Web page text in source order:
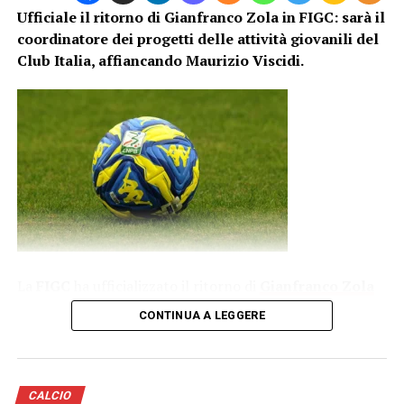
Ufficiale il ritorno di Gianfranco Zola in FIGC: sarà il
coordinatore dei progetti delle attività giovanili del
Club Italia, affiancando Maurizio Viscidi.
nel mondo azzurro. L’ex fantasista della Nazionale entra
a far parte delClub Italiacon il ruolo di coordinatore
calcio italiano.
CONTINUA A LEGGERE
CALCIO